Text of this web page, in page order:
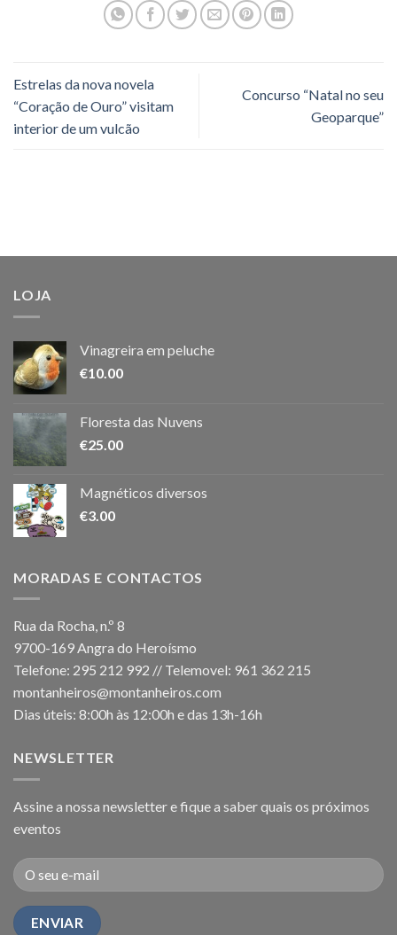
Estrelas da nova novela
“Coração de Ouro” visitam
interior de um vulcão
Concurso “Natal no seu
Geoparque”
LOJA
Vinagreira em peluche
€10.00
Floresta das Nuvens
€25.00
Magnéticos diversos
€3.00
MORADAS E CONTACTOS
Rua da Rocha, n.º 8
9700-169 Angra do Heroísmo
Telefone: 295 212 992 // Telemovel: 961 362 215
montanheiros@montanheiros.com
Dias úteis: 8:00h às 12:00h e das 13h-16h
NEWSLETTER
Assine a nossa newsletter e fique a saber quais os próximos
eventos